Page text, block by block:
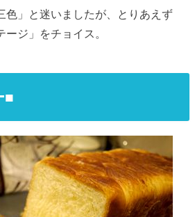
色」と迷いましたが、とりあえず
ジ」をチョイス。
■